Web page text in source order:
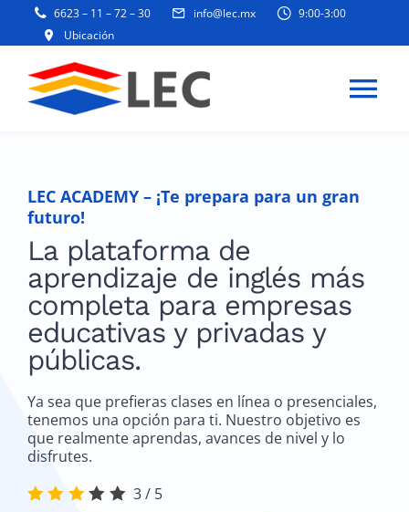
content
6623 – 11 – 72 – 30 info@lec.mx
9:00-3:00
Ubicación
PRODUCTOS Y SERVICIOS
BLOG Y NOTICIAS
EMPRESA
ESR
CONTACTO
LEC ACADEMY – ¡Te prepara para un gran
futuro!
La plataforma de
aprendizaje de inglés más
completa para empresas
educativas y privadas y
públicas.
Ya sea que prefieras clases en línea o presenciales,
tenemos una opción para ti. Nuestro objetivo es
que realmente aprendas, avances de nivel y lo
disfrutes.
3/ 5